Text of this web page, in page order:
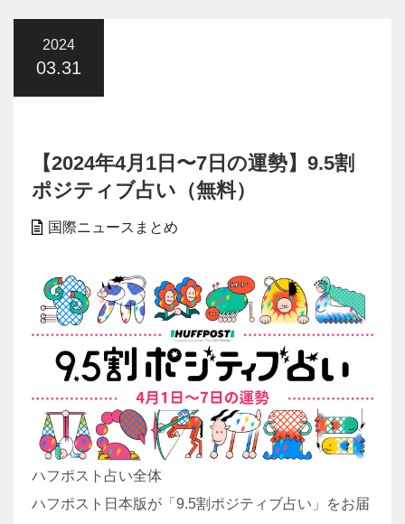
2024
03.31
【2024年4月1日〜7日の運勢】9.5割
ポジティブ占い（無料）
国際ニュースまとめ
ハフポスト占い全体
ハフポスト日本版が「9.5割ポジティブ占い」をお届